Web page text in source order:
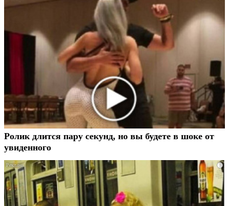
Ролик длится пару секунд, но вы будете в шоке от
увиденного
i